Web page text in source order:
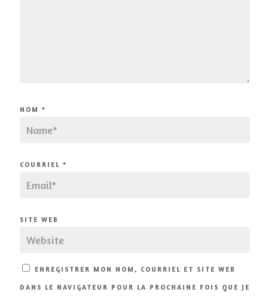
NOM *
COURRIEL *
SITE WEB
ENREGISTRER MON NOM, COURRIEL ET SITE WEB
DANS LE NAVIGATEUR POUR LA PROCHAINE FOIS QUE JE